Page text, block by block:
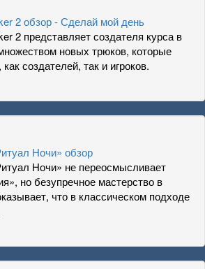
2 обзор - Сделай мой день
2 представляет создателя курса в
новых трюков, которые
создателей, так и игроков.
Ночи» обзор
Ночи» не переосмысливает
но безупречное мастерство в
что в классическом подходе